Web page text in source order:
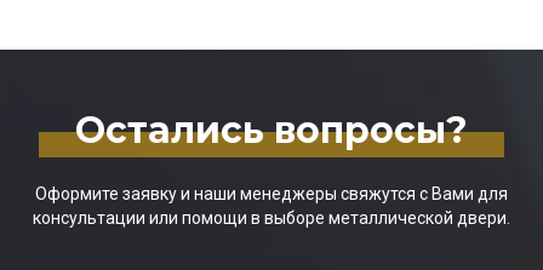
Остались вопросы?
Оформите заявку и наши менеджеры свяжутся с Вами для
консультации или помощи в выборе металлической двери.